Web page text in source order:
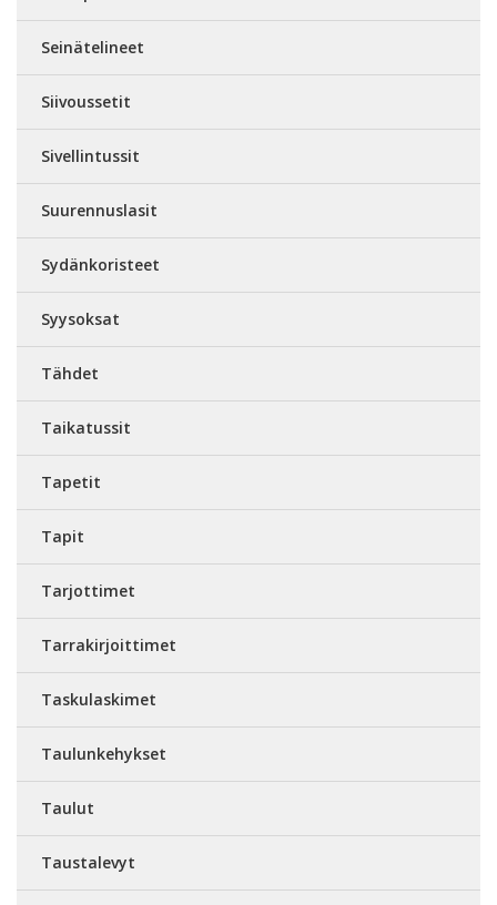
Seinätelineet
Siivoussetit
Sivellintussit
Suurennuslasit
Sydänkoristeet
Syysoksat
Tähdet
Taikatussit
Tapetit
Tapit
Tarjottimet
Tarrakirjoittimet
Taskulaskimet
Taulunkehykset
Taulut
Taustalevyt